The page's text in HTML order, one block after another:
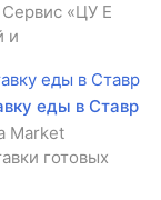
Сервис «ЦУ Е
и
еды в Ставр
Market
готовых